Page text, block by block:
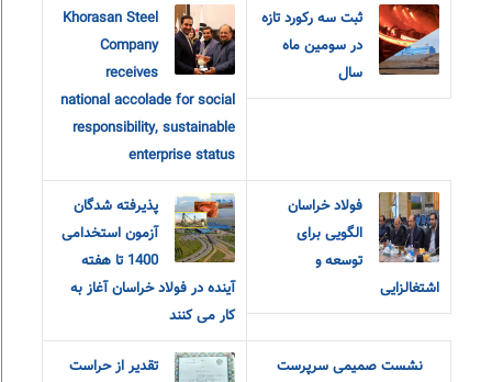
ثبت سه رکورد تازه
در سومین ماه
سال
Khorasan Steel
Company
receives
national accolade for social
responsibility, sustainable
enterprise status
فولاد خراسان
الگویی برای
توسعه و
اشتغالزایی
پذیرفته شدگان
آزمون استخدامی
1400 تا هفته
آینده در فولاد خراسان آغاز به
کار می کنند
نشست صمیمی سرپرست
تقدیر از حراست